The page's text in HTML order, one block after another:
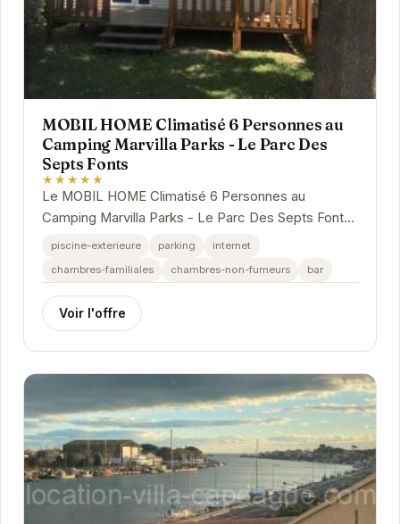
MOBIL HOME Climatisé 6 Personnes au
Camping Marvilla Parks - Le Parc Des
Septs Fonts
★★★★★
Le MOBIL HOME Climatisé 6 Personnes au
Camping Marvilla Parks - Le Parc Des Septs Fonts
est l'endroit idéal pour des vacances en famille ou
piscine-exterieure parking
internet
chambres-familiales
chambres-non-fumeurs bar
Voir l'offre